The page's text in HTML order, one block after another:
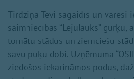
Tirdziņā Tevi sagaidīs un varēsi
saimniecības “Lejulauks” gurķu,
tomātu stādus un ziemciešu
savu puķu dobi. Uzņēmuma
ziedošos iekarināmos podus,